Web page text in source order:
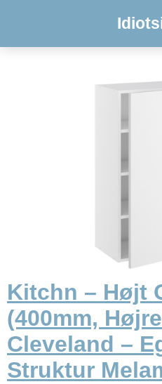
Kitchn – Højt
(400mm,
Cleveland –
Struktur